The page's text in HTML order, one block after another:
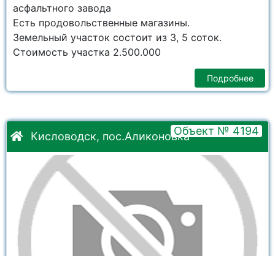
асфальтного завода
Есть продовольственные магазины.
3емельный участок состоит из 3, 5 соток.
Стоимость участка 2.500.000
Подробнее
Кисловодск, пос.АликоновкаОбъект № 4194